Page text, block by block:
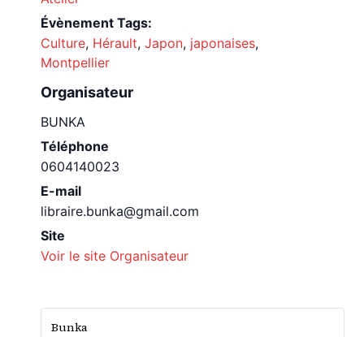
Évènement Tags:
Culture, Hérault,Japon, japonaises,
Montpellier
Organisateur
BUNKA
Téléphone
0604140023
E-mail
libraire.bunka@gmail.com
Site
Voir le site Organisateur
Bunka